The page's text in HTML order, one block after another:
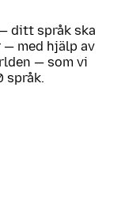
ditt språk ska
med hjälp av
— som vi
språk.